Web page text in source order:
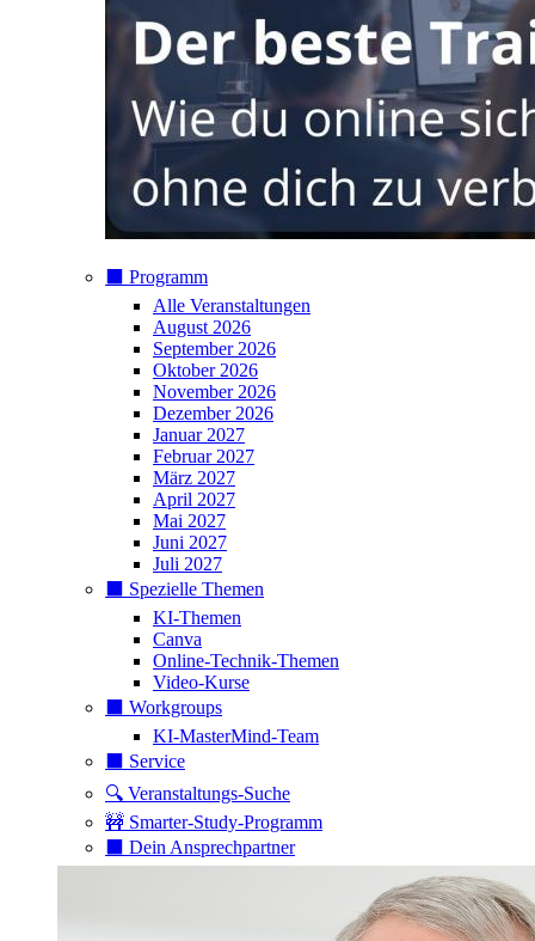
⬛️ Programm
Alle Veranstaltungen
August 2026
September 2026
Oktober 2026
November 2026
Dezember 2026
Januar 2027
Februar 2027
März 2027
April 2027
Mai 2027
Juni 2027
Juli 2027
⬛️ Spezielle Themen
KI-Themen
Canva
Online-Technik-Themen
Video-Kurse
⬛️ Workgroups
KI-MasterMind-Team
⬛️ Service
🔍 Veranstaltungs-Suche
🚧 Smarter-Study-Programm
⬛️ Dein Ansprechpartner